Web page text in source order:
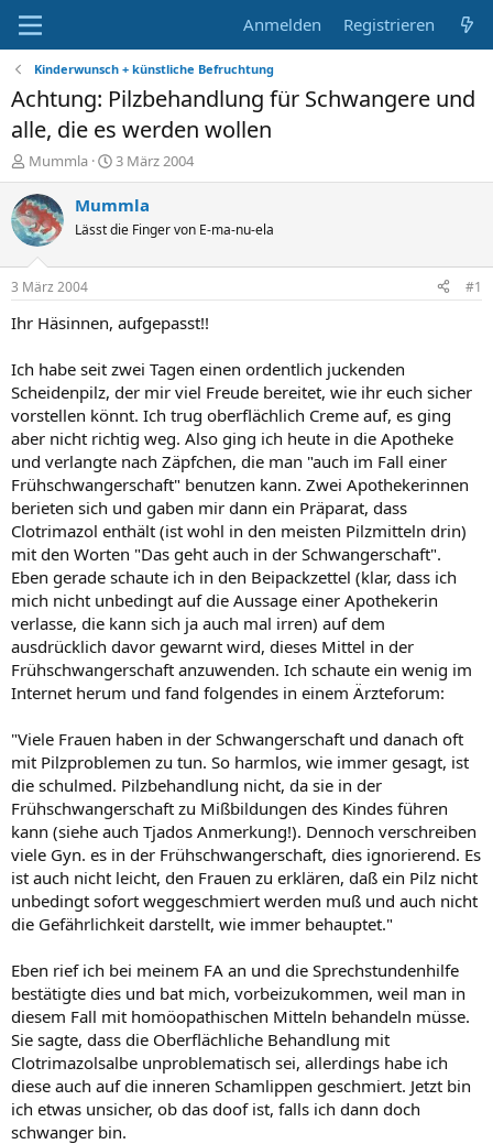
Anmelden Registrieren
Kinderwunsch + künstliche Befruchtung
Achtung: Pilzbehandlung für Schwangere und
alle, die es werden wollen
E
r
s
t
e
l
e
r
Mummla
E
r
s
t
e
t
a
3 März 2004
Mummla
Lässt die Finger von E-ma-nu-ela
3 März 2004 #1
Ihr Häsinnen, aufgepasst!!
Ich habe seit zwei Tagen einen ordentlich juckenden
Scheidenpilz, der mir viel Freude bereitet, wie ihr euch sicher
vorstellen könnt. Ich trug oberflächlich Creme auf, es ging
aber nicht richtig weg. Also ging ich heute in die Apotheke
und verlangte nach Zäpfchen, die man "auch im Fall einer
Frühschwangerschaft" benutzen kann. Zwei Apothekerinnen
berieten sich und gaben mir dann ein Präparat, dass
Clotrimazol enthält (ist wohl in den meisten Pilzmitteln drin)
mit den Worten "Das geht auch in der Schwangerschaft".
Eben gerade schaute ich in den Beipackzettel (klar, dass ich
mich nicht unbedingt auf die Aussage einer Apothekerin
verlasse, die kann sich ja auch mal irren) auf dem
ausdrücklich davor gewarnt wird, dieses Mittel in der
Frühschwangerschaft anzuwenden. Ich schaute ein wenig im
Internet herum und fand folgendes in einem Ärzteforum:
"Viele Frauen haben in der Schwangerschaft und danach oft
mit Pilzproblemen zu tun. So harmlos, wie immer gesagt, ist
die schulmed. Pilzbehandlung nicht, da sie in der
Frühschwangerschaft zu Mißbildungen des Kindes führen
kann (siehe auch Tjados Anmerkung!). Dennoch verschreiben
viele Gyn. es in der Frühschwangerschaft, dies ignorierend. Es
ist auch nicht leicht, den Frauen zu erklären, daß ein Pilz nicht
unbedingt sofort weggeschmiert werden muß und auch nicht
die Gefährlichkeit darstellt, wie immer behauptet."
Eben rief ich bei meinem FA an und die Sprechstundenhilfe
bestätigte dies und bat mich, vorbeizukommen, weil man in
diesem Fall mit homöopathischen Mitteln behandeln müsse.
Sie sagte, dass die Oberflächliche Behandlung mit
Clotrimazolsalbe unproblematisch sei, allerdings habe ich
diese auch auf die inneren Schamlippen geschmiert. Jetzt bin
ich etwas unsicher, ob das doof ist, falls ich dann doch
schwanger bin.